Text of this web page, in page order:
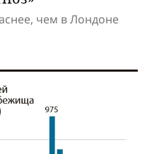
чем в Лондоне